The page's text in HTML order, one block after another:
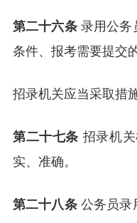
第二十六条录用公务
条件、报考需要提交
招录机关应当采取措
第二十七条 招录机
实、准确。
第二十八条公务员录